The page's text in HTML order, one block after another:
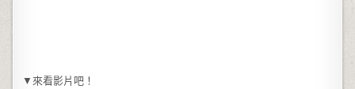
▼來看影片吧！